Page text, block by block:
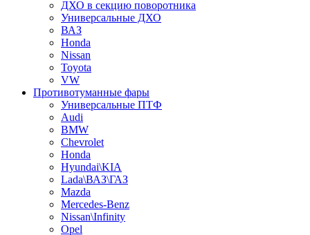
ДХО в секцию поворотника
Универсальные ДХО
ВАЗ
Honda
Nissan
Toyota
VW
Противотуманные фары
Универсальные ПТФ
Audi
BMW
Chevrolet
Honda
Hyundai\KIA
Lada\ВАЗ\ГАЗ
Mazda
Mercedes-Benz
Nissan\Infinity
Opel